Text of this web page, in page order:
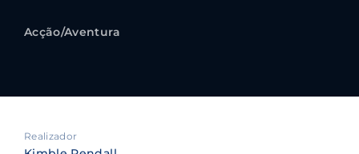
Acção/Aventura
Realizador